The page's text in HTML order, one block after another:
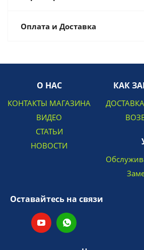
Оплата и Доставка
О НАС
КОНТАКТЫ МАГАЗИНА
ВИДЕО
СТАТЬИ
НОВОСТИ
КАК
Оставайтесь на связи